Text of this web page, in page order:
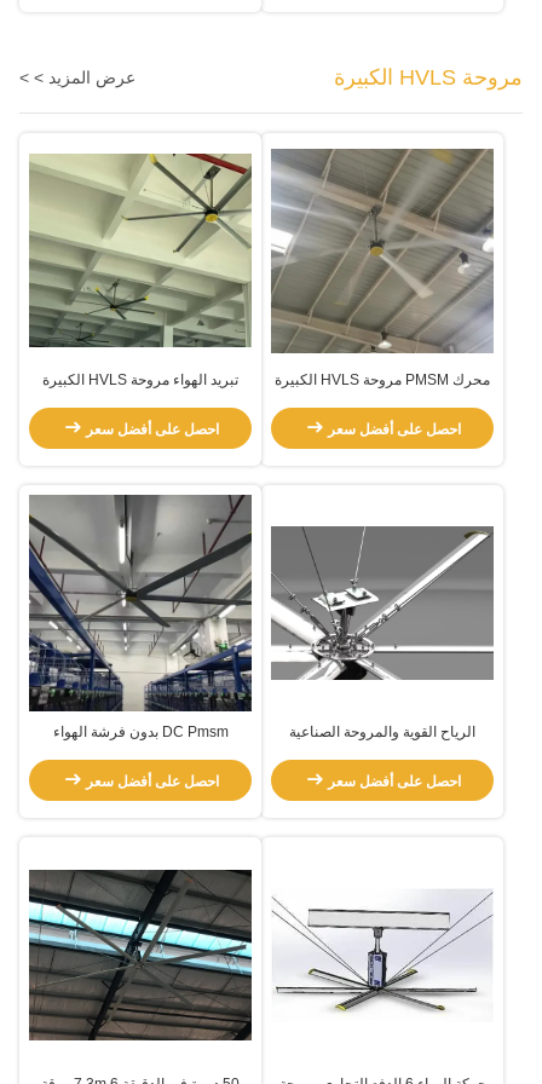
مروحة HVLS الكبيرة عرض المزيد > >
محرك PMSM مروحة HVLS الكبيرة
احصل على أفضل سعر
تبريد الهواء مروحة HVLS الكبيرة
احصل على أفضل سعر
الرياح القوية والمروحة الصناعية
احصل على أفضل سعر
DC Pmsm بدون فرشة الهواء
المراوحة 5m للحرب
احصل على أفضل سعر